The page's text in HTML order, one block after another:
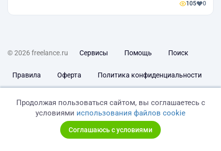
105 0
© 2026 freelance.ru Сервисы Помощь Поиск
Правила Оферта Политика конфиденциальности
Продолжая пользоваться сайтом, вы соглашаетесь с
условиями использования файлов cookie
Соглашаюсь с условиями